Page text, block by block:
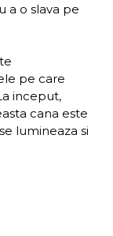
a o slava pe
pe care
inceput,
cana este
lumineaza si